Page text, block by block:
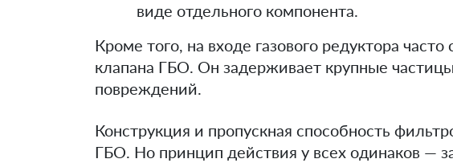
виде отдельного компонента.
Кроме того, на входе газового редуктора
клапана ГБО. Он задерживает крупные
повреждений.
Конструкция и пропускная способность
ГБО. Но принцип действия у всех одинаков —